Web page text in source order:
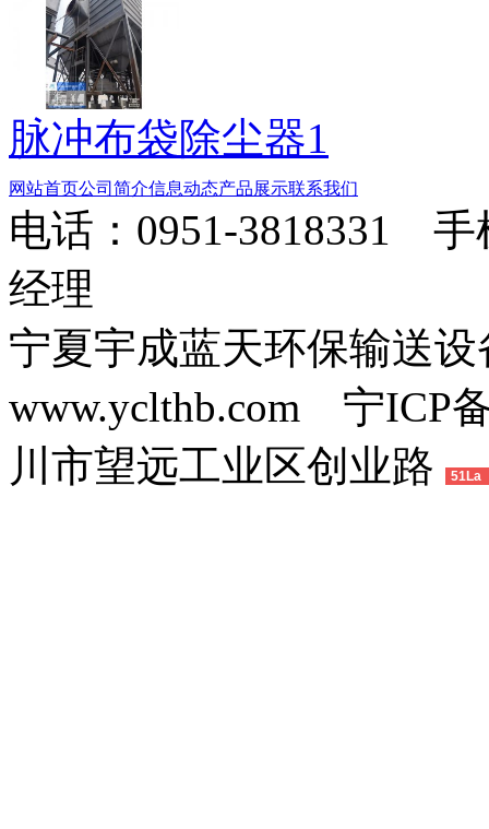
脉冲布袋除尘器1
网站首页公司简介信息动态产品展示联系我们
电话：0951-3818331 手
经理
宁夏宇成蓝天环保输送
www.yclthb.com 宁ICP
川市望远工业区创业路
51La